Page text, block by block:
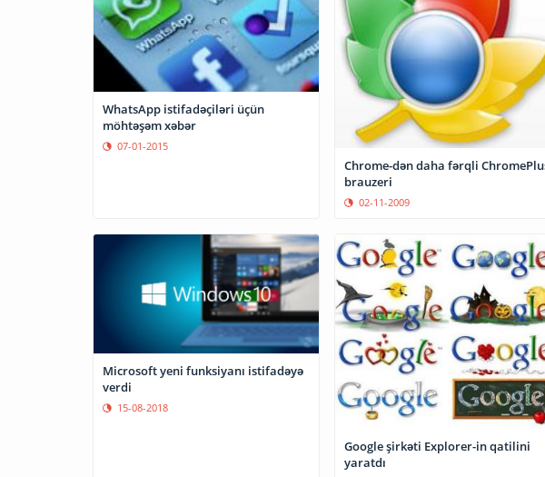
WhatsApp istifadəçiləri üçün
möhtəşəm xəbər
07-01-2015
Chrome-dən daha fərqli
brauzeri
02-11-2009
Microsoft yeni funksiyanı istifadəyə
verdi
15-08-2018
Google şirkəti Explorer-in qatilini
yaratdı